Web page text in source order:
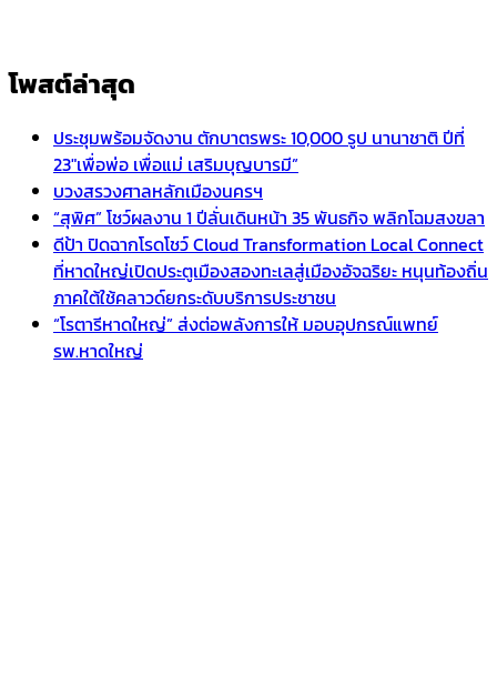
โพสต์ล่าสุด
ประชุมพร้อมจัดงาน ตักบาตรพระ 10,000 รูป นานาชาติ ปีที่
23″เพื่อพ่อ เพื่อแม่ เสริมบุญบารมี”
บวงสรวงศาลหลักเมืองนครฯ
“สุพิศ” โชว์ผลงาน 1 ปีลั่นเดินหน้า 35 พันธกิจ พลิกโฉมสงขลา
ดีป้า ปิดฉากโรดโชว์ Cloud Transformation Local Connect
ที่หาดใหญ่เปิดประตูเมืองสองทะเลสู่เมืองอัจฉริยะ หนุนท้องถิ่น
ภาคใต้ใช้คลาวด์ยกระดับบริการประชาชน
“โรตารีหาดใหญ่” ส่งต่อพลังการให้ มอบอุปกรณ์แพทย์
รพ.หาดใหญ่